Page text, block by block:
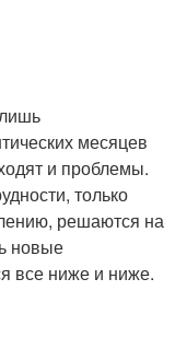
месяцев
и проблемы.
только
решаются на
новые
все ниже и ниже.